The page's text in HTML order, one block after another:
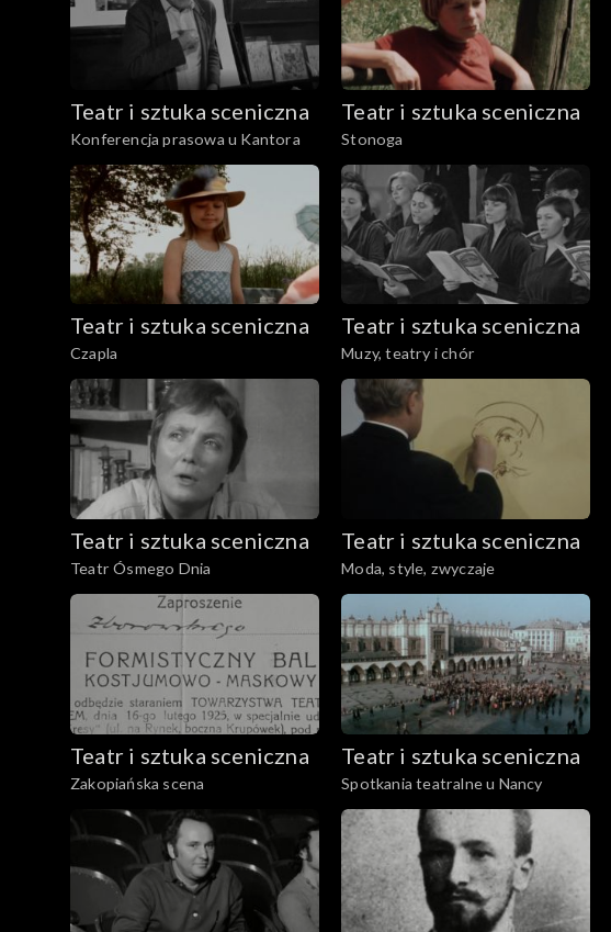
Teatr i sztuka sceniczna
Konferencja prasowa u Kantora
Teatr i sztuka sceniczna
Stonoga
Teatr i sztuka sceniczna
Czapla
Teatr i sztuka sceniczna
Muzy, teatry i chór
Teatr i sztuka sceniczna
Teatr Ósmego Dnia
Teatr i sztuka sceniczna
Moda, style, zwyczaje
Teatr i sztuka sceniczna
Zakopiańska scena
Teatr i sztuka sceniczna
Spotkania teatralne u Nancy